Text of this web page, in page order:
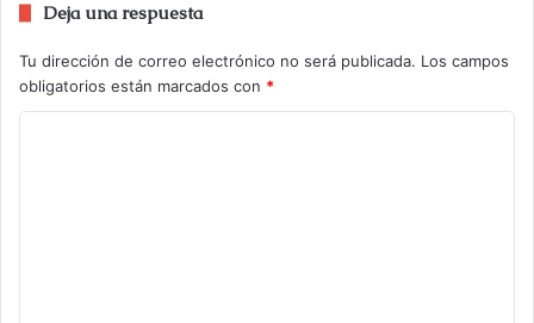
Deja una respuesta
Tu dirección de correo electrónico no será publicada. Los campos
obligatorios están marcados con *